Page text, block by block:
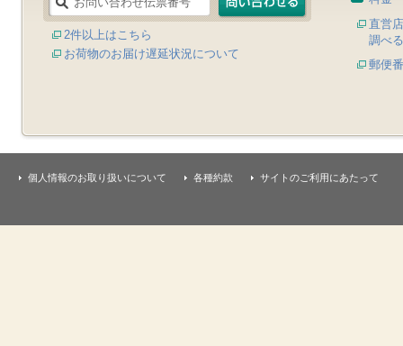
2件以上はこちら
お荷物のお届け遅延状況について
直営
調べる
郵便
個人情報のお取り扱いについて 各種約款 サイトのご利用にあたって